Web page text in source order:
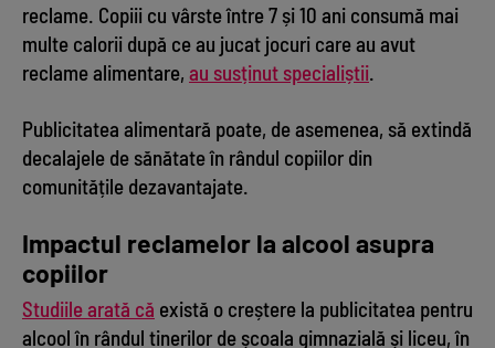
reclame. Copiii cu vârste între 7 și 10 ani consumă mai
multe calorii după ce au jucat jocuri care au avut
reclame alimentare, au susținut specialiștii.
Publicitatea alimentară poate, de asemenea, să extindă
decalajele de sănătate în rândul copiilor din
comunitățile dezavantajate.
Impactul reclamelor la alcool asupra
copiilor
Studiile arată că există o creștere la publicitatea pentru
alcool în rândul tinerilor de școala gimnazială și liceu, în